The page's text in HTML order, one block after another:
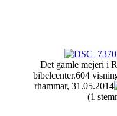
Det gamle mejeri i
bibelcenter.604
rhammar, 31.05.2014
(1